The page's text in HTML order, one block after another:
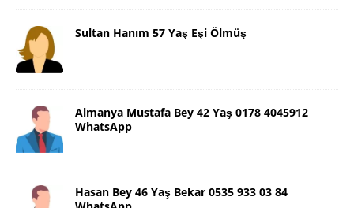
Sultan Hanım 57 Yaş Eşi Ölmüş
Almanya Mustafa Bey 42 Yaş 0178 4045912
WhatsApp
Hasan Bey 46 Yaş Bekar 0535 933 03 84